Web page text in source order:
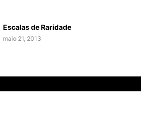
Escalas de Raridade
maio 21, 2013